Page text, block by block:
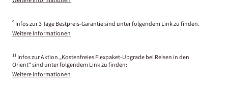
9 Infos zur 3 Tage Bestpreis-Garantie sind unter folgendem Link zu finden.
Weitere Informationen
11 Infos zur Aktion „Kostenfreies Flexpaket-Upgrade bei Reisen in den
Orient“ sind unter folgendem Link zu finden:
Weitere Informationen